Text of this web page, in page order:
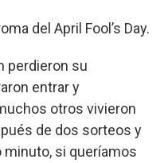
del April Fool’s Day.
perdieron su
entrar y
otros vivieron
de dos sorteos y
si queríamos